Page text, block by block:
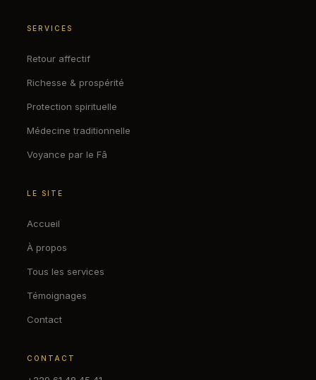
SERVICES
Retour affectif
Richesse & prospérité
Protection spirituelle
Médecine traditionnelle
Voyance par le Fâ
LE SITE
Accueil
À propos
Tous les services
Témoignages
Contact
CONTACT